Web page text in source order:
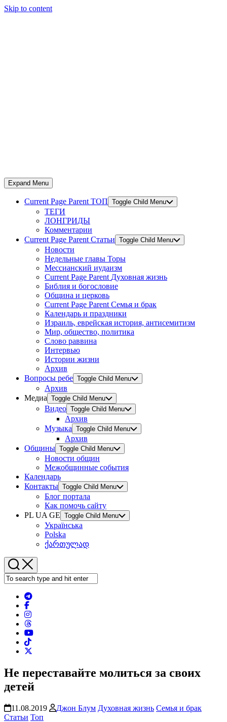
Skip to content
Expand Menu
Current Page Parent ТОП Toggle Child Menu
ТЕГИ
ЛОНГРИДЫ
Комментарии
Current Page Parent Статьи Toggle Child Menu
Новости
Недельные главы Торы
Мессианский иудаизм
Current Page Parent Духовная жизнь
Библия и богословие
Община и церковь
Current Page Parent Семья и брак
Календарь и праздники
Израиль, еврейская история, антисемитизм
Мир, общество, политика
Слово раввина
Интервью
Истории жизни
Архив
Вопросы ребе Toggle Child Menu
Архив
Медиа Toggle Child Menu
Видео Toggle Child Menu
Архив
Музыка Toggle Child Menu
Архив
Общины Toggle Child Menu
Новости общин
Межобщинные события
Календарь
Контакты Toggle Child Menu
Блог портала
Как помочь сайту
PL UA GE Toggle Child Menu
Українська
Polska
ქართულად
Не переставайте молиться за своих
детей
11.08.2019 Джон Блум Духовная жизнь Семья и брак
Статьи Топ